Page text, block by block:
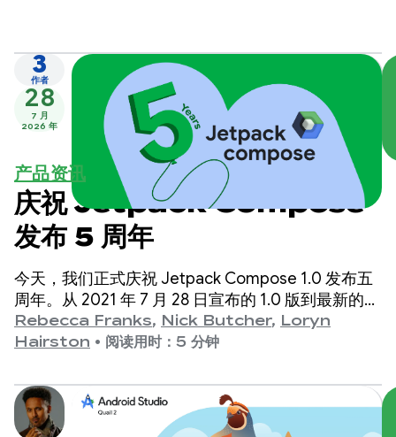
3
作者
28
7 月
2026 年
产品资讯
庆祝 Jetpack Compose
发布 5 周年
今天，我们正式庆祝 Jetpack Compose 1.0 发布五
周年。从 2021 年 7 月 28 日宣布的 1.0 版到最新的
1.11 版，我们看到这些 API 在过去几年中取得了显著
的进步，因此我们特意抽出时间来庆祝一下。
Rebecca Franks, Nick Butcher, Loryn
Hairston • 阅读用时：5 分钟